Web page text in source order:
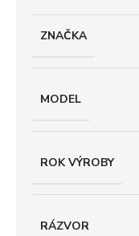
ZNAČKA
MODEL
ROK VÝROBY
RÁZVOR